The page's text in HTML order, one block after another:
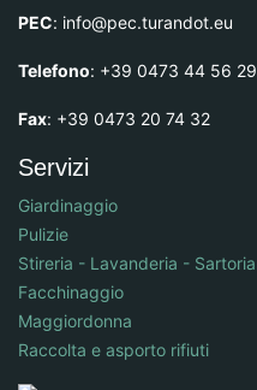
PEC: info@pec.turandot.eu
Telefono: +39 0473 44 56 29
Fax: +39 0473 20 74 32
Servizi
Giardinaggio
Pulizie
Stireria - Lavanderia - Sartoria
Facchinaggio
Maggiordonna
Raccolta e asporto rifiuti